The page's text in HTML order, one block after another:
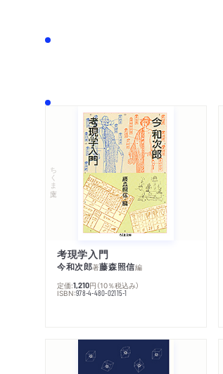
ちくま文庫
考現学入門
今和次郎著藤森照信編
定価:1,210円 （10％税込み）
ISBN:978-4-480-02115-1